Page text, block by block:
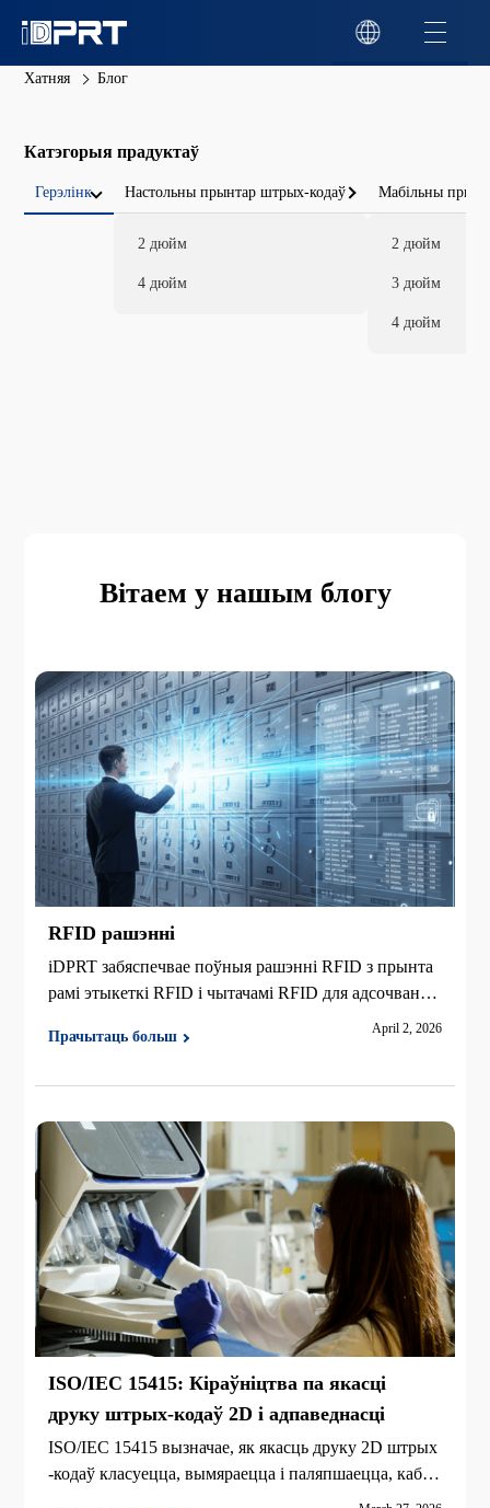
Хатняя Блог
Катэгорыя прадуктаў
Герэлінк Настольны прынтар штрых-кодаў
2 дюйм
4 дюйм
Мабільны
2 дюйм
3 дюйм
4 дюйм
Вітаем у нашым блогу
RFID рашэнні
iDPRT забяспечвае поўныя рашэнні RFID з прынта
рамі этыкеткі RFID і чытачамі RFID для адсочвання
актываў, кіравання інвентарызацыяй, складавання,
рознічнай гандлю, адзення, ювелірных вырабаў і фі
Прачытаць больш
April 2, 2026
ISO/IEC 15415: Кіраўніцтва па якасці
друку штрых-кодаў 2D і адпаведнасці
ISO/IEC 15415 вызначае, як якасць друку 2D штрых
-кодаў класуецца, вымяраецца і паляпшаецца, каб за
бяспечыць надзейнае сканаванне і адпаведнасць.